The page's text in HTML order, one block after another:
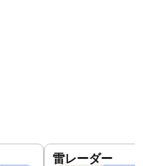
雷レーダー